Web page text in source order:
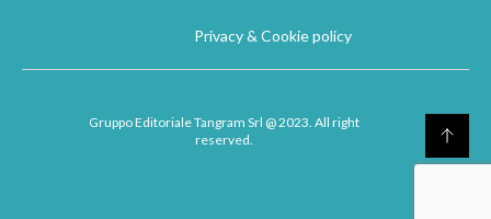
Privacy & Cookie policy
Gruppo Editoriale Tangram Srl @ 2023. All right
reserved.